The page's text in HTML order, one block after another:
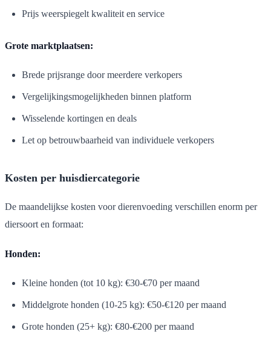
Prijs weerspiegelt kwaliteit en service
Grote marktplaatsen:
Brede prijsrange door meerdere verkopers
Vergelijkingsmogelijkheden binnen platform
Wisselende kortingen en deals
Let op betrouwbaarheid van individuele verkopers
Kosten per huisdiercategorie
De maandelijkse kosten voor dierenvoeding verschillen enorm per
diersoort en formaat:
Honden:
Kleine honden (tot 10 kg): €30-€70 per maand
Middelgrote honden (10-25 kg): €50-€120 per maand
Grote honden (25+ kg): €80-€200 per maand